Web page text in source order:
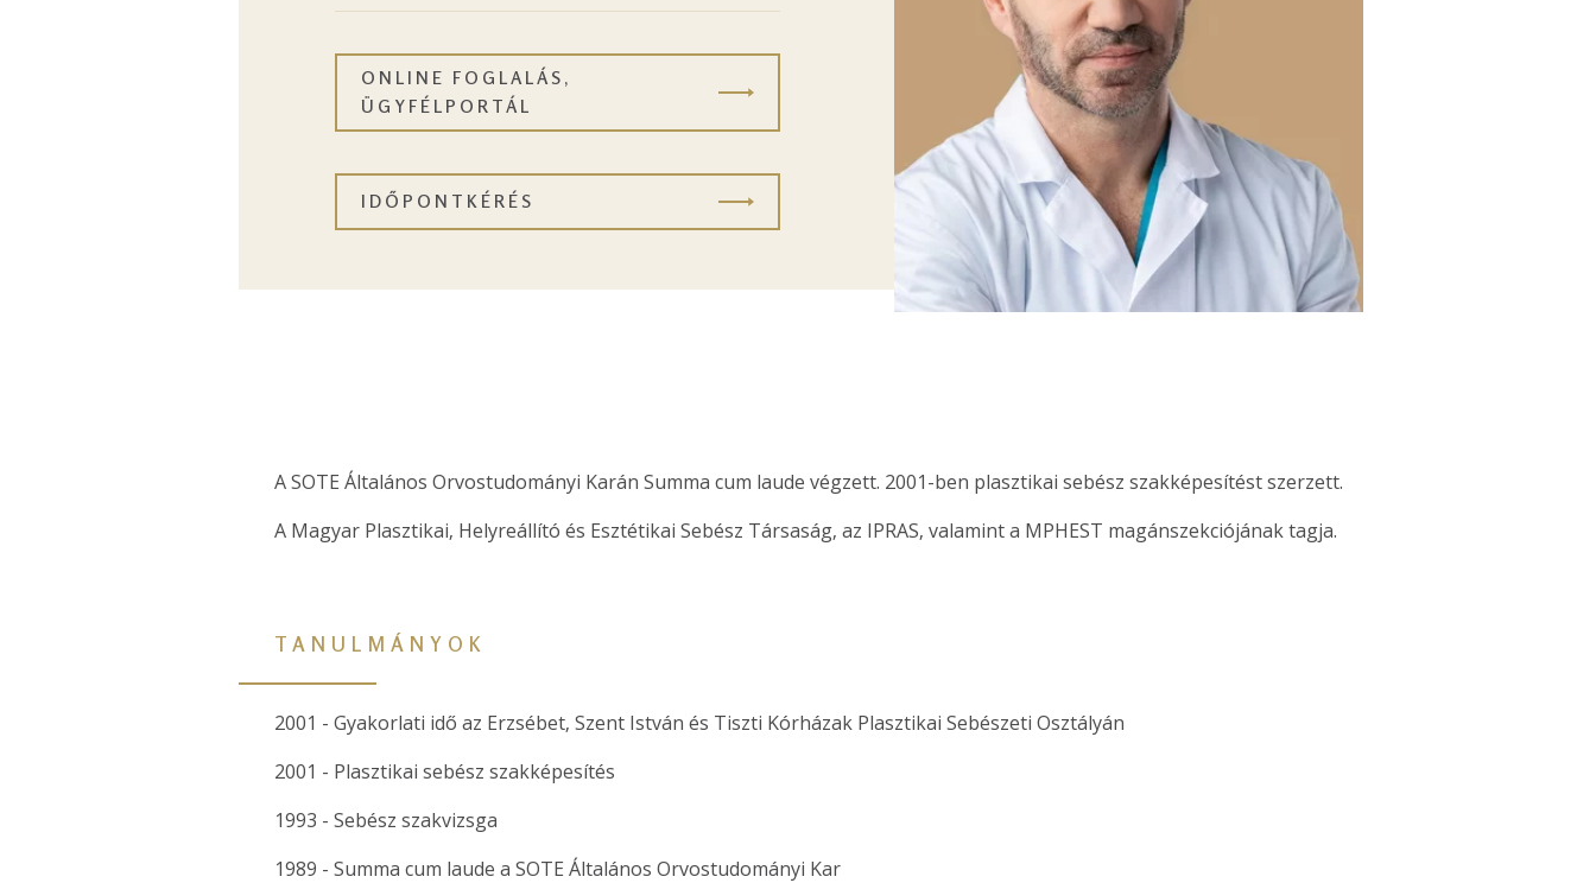
A SOTE Általános Orvostudományi Karán Summa cum laude végzett. 2001-ben plasztikai sebész szakképesítést szerzett.
A Magyar Plasztikai, Helyreállító és Esztétikai Sebész Társaság, az IPRAS, valamint a MPHEST magánszekciójának tagja.
TANULMÁNYOK
2001 - Gyakorlati idő az Erzsébet, Szent István és Tiszti Kórházak Plasztikai Sebészeti Osztályán
2001 - Plasztikai sebész szakképesítés
1993 - Sebész szakvizsga
1989 - Summa cum laude a SOTE Általános Orvostudományi Kar
ONLINE FOGLALÁS,
ÜGYFÉLPORTÁL
IDŐPONTKÉRÉS